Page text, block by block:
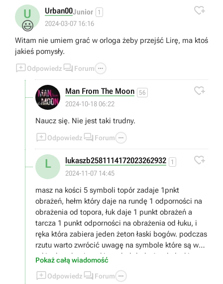
U
😃
Urban00Junior 1
2024-03-07 16:16

Witam nie umiem grać w orloga żeby przejść Lirę, ma ktoś
jakieś pomysły.
Odpowiedz  Forum 
Man From The Moon 56
2024-10-18 06:22

Naucz się. Nie jest taki trudny.
Odpowiedz  Forum 
L lukaszb2581114172023262932 1
2024-11-07 14:45

masz na kości 5 symboli topór zadaje 1pnkt
obrażeń, hełm który daje na rundę 1 odporności na
obrażenia od topora, łuk daje 1 punkt obrażeń a
tarcza 1 punkt odporności na obrażenia od łuku, i
ręka która zabiera jeden żeton łaski bogów. podczas
rzutu warto zwrócić uwagę na symbole które są w
takim kwadracie, taki symbol doda 1 pnkt łaski,
punkt łaski wydajesz wybierając łaskę bogów (jaka
to będzie łaska wybierasz przed rozpoczęciem gry o
Pokaż całą wiadomość
Odpowiedz  Forum 